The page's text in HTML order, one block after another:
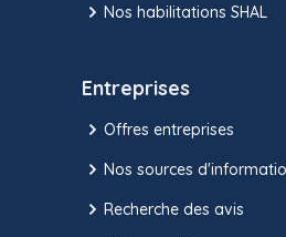
Nos habilitations SHAL
Entreprises
Offres entreprises
Nos sources
Recherche des avis